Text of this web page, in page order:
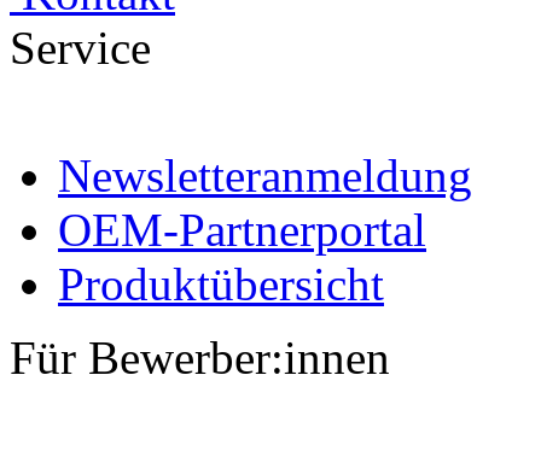
Service
Newsletteranmeldung
OEM-Partnerportal
Produktübersicht
Für Bewerber:innen